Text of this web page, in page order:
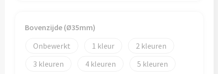
Strandtassen
Bovenzijde (Ø35mm)
Onbewerkt
1
2
3
4 5